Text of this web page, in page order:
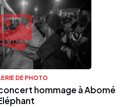
DE PHOTO
hommage à Abomé